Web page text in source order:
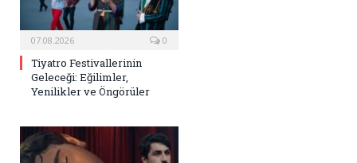
07.08.2026 0
Tiyatro Festivallerinin
Geleceği: Eğilimler,
Yenilikler ve Öngörüler